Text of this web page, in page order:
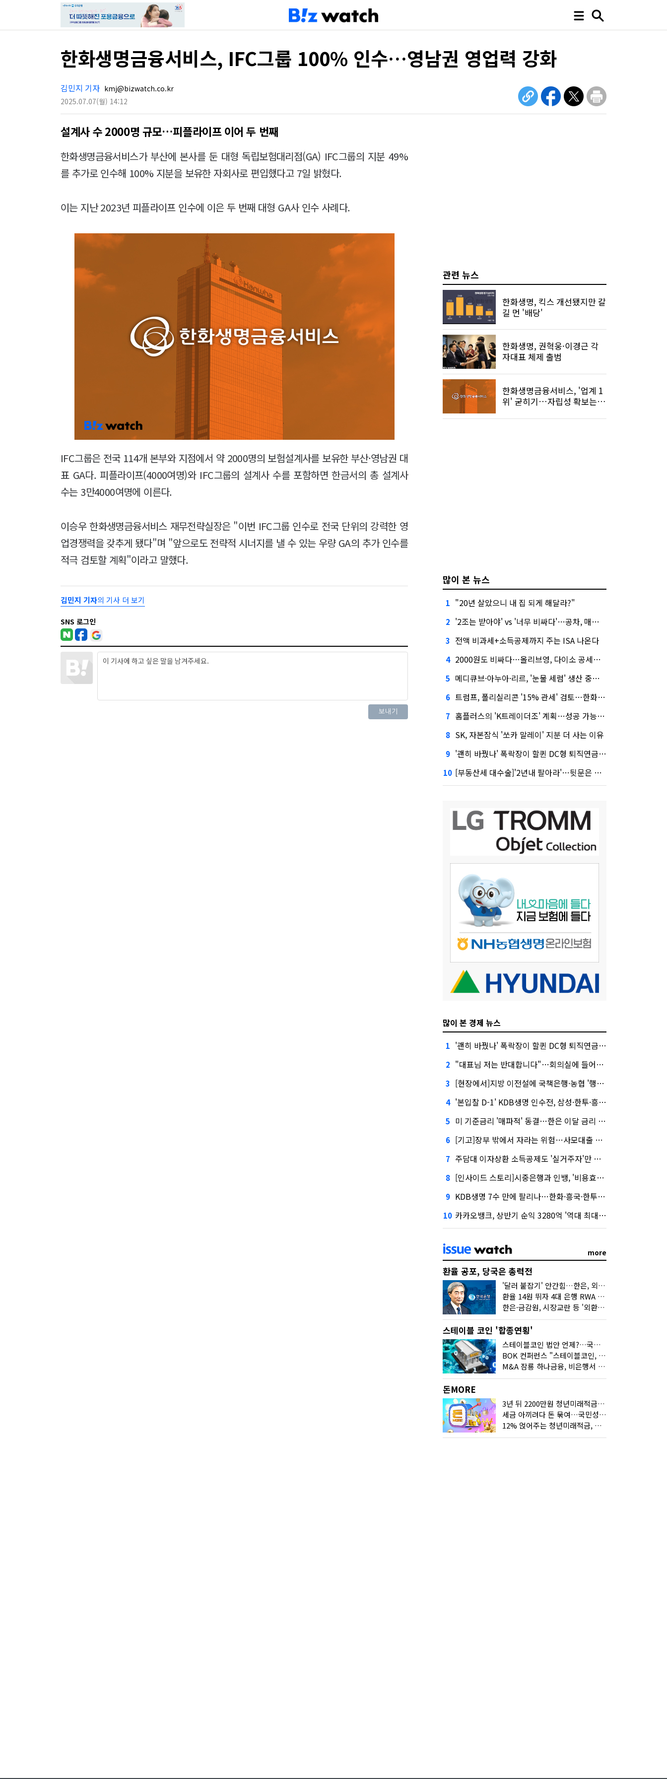
한화생명금융서비스, IFC그룹 100% 인수…영남권 영업력 강화
김민지 기자 kmj@bizwatch.co.kr
2025.07.07(월) 14:12
설계사 수 2000명 규모…피플라이프 이어 두 번째
한화생명금융서비스가 부산에 본사를 둔 대형 독립보험대리점(GA) IFC그룹의 지분 49%
를 추가로 인수해 100% 지분을 보유한 자회사로 편입했다고 7일 밝혔다.
이는 지난 2023년 피플라이프 인수에 이은 두 번째 대형 GA사 인수 사례다.
IFC그룹은 전국 114개 본부와 지점에서 약 2000명의 보험설계사를 보유한 부산·영남권 대
표 GA다. 피플라이프(4000여명)와 IFC그룹의 설계사 수를 포함하면 한금서의 총 설계사
수는 3만4000여명에 이른다.
이승우 한화생명금융서비스 재무전략실장은 "이번 IFC그룹 인수로 전국 단위의 강력한 영
업경쟁력을 갖추게 됐다"며 "앞으로도 전략적 시너지를 낼 수 있는 우량 GA의 추가 인수를
적극 검토할 계획"이라고 말했다.
김민지 기자의 기사 더 보기
SNS 로그인
관련 뉴스
한화생명, 킥스 개선됐지만 갈
길 먼 '배당'
한화생명, 권혁웅·이경근 각
자대표 체제 출범
한화생명금융서비스, '업계 1
위' 굳히기…자립성 확보는
많이 본 뉴스
1 "20년 살았으니 내 집 되게 해달라?"
2 '2조는 받아야' vs '너무 비싸다'…공차, 매각 성공할까
3 전액 비과세+소득공제까지 주는 ISA 나온다
4 2000원도 비싸다…올리브영, 다이소 공세에 '가성비'로 맞불
5 메디큐브·아누아·리르, '눈물 세럼' 생산 중단한다
6 트럼프, 폴리실리콘 '15% 관세' 검토…한화큐셀·OCI 영향은?
7 홈플러스의 'K트레이더조' 계획…성공 가능성은 '글쎄'
8 SK, 자본잠식 '쏘카 말레이' 지분 더 사는 이유
9 '괜히 바꿨나' 폭락장이 할퀸 DC형 퇴직연금…전문가 조언은
10 [부동산세 대수술]'2년내 팔아라'…뒷문은 열었다
많이 본 경제 뉴스
1 '괜히 바꿨나' 폭락장이 할퀸 DC형 퇴직연금…전문가 조언은
2 "대표님 저는 반대합니다"…회의실에 들어온 신한금융 AI
3 [현장에서]지방 이전설에 국책은행·농협 '행동파'…금감원 '신중모드'
4 '본입찰 D-1' KDB생명 인수전, 삼성·한투·흥국 셈법은?
5 미 기준금리 '매파적' 동결…한은 이달 금리 향방은?
6 [기고]장부 밖에서 자라는 위험…사모대출 시장과 AI
7 주담대 이자상환 소득공제도 '실거주자'만 가능
8 [인사이드 스토리]시중은행과 인뱅, '비용효율성' 다른 잣대 왜?
9 KDB생명 7수 만에 팔리나…한화·흥국·한투 3파전
10 카카오뱅크, 상반기 순익 3280억 '역대 최대'…"캐피탈, 자산 1조원 이상"
more
환율 공포, 당국은 총력전
'달러 붙잡기' 안간힘…한은, 외화 초과지준에 이자 6개월 더
환율 14원 뛰자 4대 은행 RWA 6조 '눈덩이'…2배 뛴 2분기는?
한은·금감원, 시장교란 등 '외환공동검사'…환율 급등 전방위 대응
스테이블 코인 '합종연횡'
스테이블코인 법안 언제?…국회에 쏠린 시선
BOK 컨퍼런스 "스테이블코인, 결제 넘어 보험 대출 등 금융 연결 도구"
M&A 잠룡 하나금융, 비은행서 '두나무'로 눈돌린 이유는
돈MORE
3년 뒤 2200만원 청년미래적금, 최고 금리 받으려면?
세금 아끼려다 돈 묶여…국민성장펀드 누가 가입하면 좋을까
12% 얹어주는 청년미래적금, 갈아타기 거절 될수 있어요